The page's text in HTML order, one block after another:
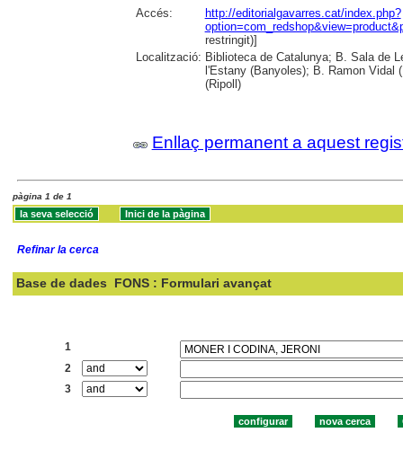
Accés:
http://editorialgavarres.cat/index.php?
restringit)]
Localització: Biblioteca de Catalunya; B. Sala de
l'Estany (Banyoles); B. Ramon Vidal
(Ripoll)
Enllaç permanent a aquest
pàgina 1 de 1
Refinar la cerca
Base de dades FONS : Formulari avançat
1
2
3